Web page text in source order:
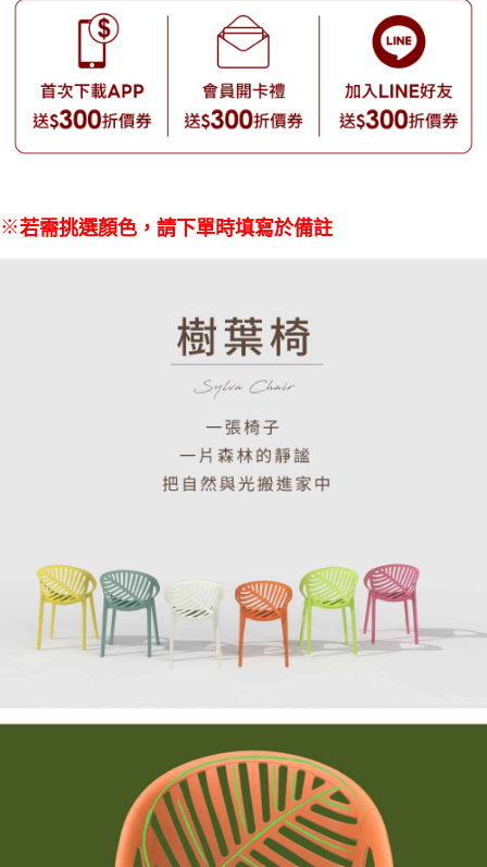
※若需挑選顏色，請下單時填寫於備註